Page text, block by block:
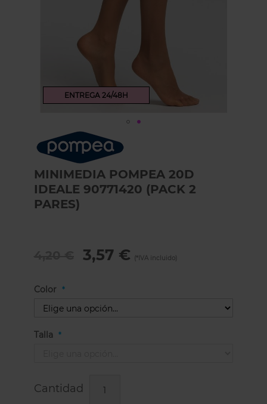
MINIMEDIA POMPEA 20D
IDEALE 90771420 (PACK 2
PARES)
3,57 €
Color
Talla
Cantidad
beginning
images
ENTREGA 24/48H